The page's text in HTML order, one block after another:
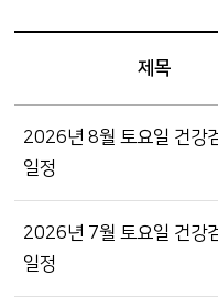
제목
2026년 8월 토요일 건강
일정
2026년 7월 토요일 건강
일정